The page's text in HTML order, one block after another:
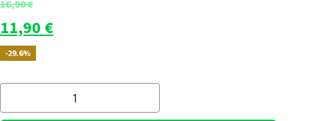
16,90€
Pôvodná
cena
11,90 €Aktuálna
11,90 €.
-29.6%
Raw